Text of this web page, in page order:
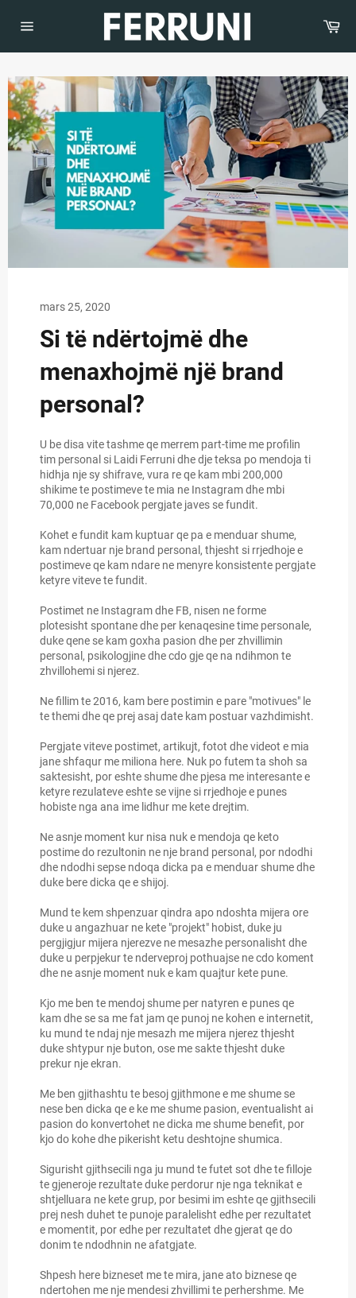
dhënat
i
mars 25, 2020
Si të ndërtojmë dhe
menaxhojmë një brand
personal?
U be disa vite tashme qe merrem part-time me profilin
tim personal si Laidi Ferruni dhe dje teksa po mendoja ti
hidhja nje sy shifrave, vura re qe kam mbi 200,000
shikime te postimeve te mia ne Instagram dhe mbi
70,000 ne Facebook pergjate javes se fundit.
Kohet e fundit kam kuptuar qe pa e menduar shume,
kam ndertuar nje brand personal, thjesht si rrjedhoje e
postimeve qe kam ndare ne menyre konsistente pergjate
ketyre viteve te fundit.
Postimet ne Instagram dhe FB, nisen ne forme
plotesisht spontane dhe per kenaqesine time personale,
duke qene se kam goxha pasion dhe per zhvillimin
personal, psikologjine dhe cdo gje qe na ndihmon te
zhvillohemi si njerez.
Ne fillim te 2016, kam bere postimin e pare "motivues" le
te themi dhe qe prej asaj date kam postuar vazhdimisht.
Pergjate viteve postimet, artikujt, fotot dhe videot e mia
jane shfaqur me miliona here. Nuk po futem ta shoh sa
saktesisht, por eshte shume dhe pjesa me interesante e
ketyre rezulateve eshte se vijne si rrjedhoje e punes
hobiste nga ana ime lidhur me kete drejtim.
Ne asnje moment kur nisa nuk e mendoja qe keto
postime do rezultonin ne nje brand personal, por ndodhi
dhe ndodhi sepse ndoqa dicka pa e menduar shume dhe
duke bere dicka qe e shijoj.
Mund te kem shpenzuar qindra apo ndoshta mijera ore
duke u angazhuar ne kete "projekt" hobist, duke ju
pergjigjur mijera njerezve ne mesazhe personalisht dhe
duke u perpjekur te nderveproj pothuajse ne cdo koment
dhe ne asnje moment nuk e kam quajtur kete pune.
Kjo me ben te mendoj shume per natyren e punes qe
kam dhe se sa me fat jam qe punoj ne kohen e internetit,
ku mund te ndaj nje mesazh me mijera njerez thjesht
duke shtypur nje buton, ose me sakte thjesht duke
prekur nje ekran.
Me ben gjithashtu te besoj gjithmone e me shume se
nese ben dicka qe e ke me shume pasion, eventualisht ai
pasion do konvertohet ne dicka me shume benefit, por
kjo do kohe dhe pikerisht ketu deshtojne shumica.
Sigurisht gjithsecili nga ju mund te futet sot dhe te filloje
te gjeneroje rezultate duke perdorur nje nga teknikat e
shtjelluara ne kete grup, por besimi im eshte qe gjithsecili
prej nesh duhet te punoje paralelisht edhe per rezultatet
e momentit, por edhe per rezultatet dhe gjerat qe do
donim te ndodhnin ne afatgjate.
Shpesh here bizneset me te mira, jane ato biznese qe
ndertohen me nje mendesi zhvillimi te perhershme. Me